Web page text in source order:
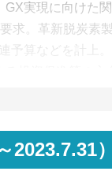
実現に向けた
求。革新脱炭素
予算などを計上
の出力制御量見
内にとりまとめる